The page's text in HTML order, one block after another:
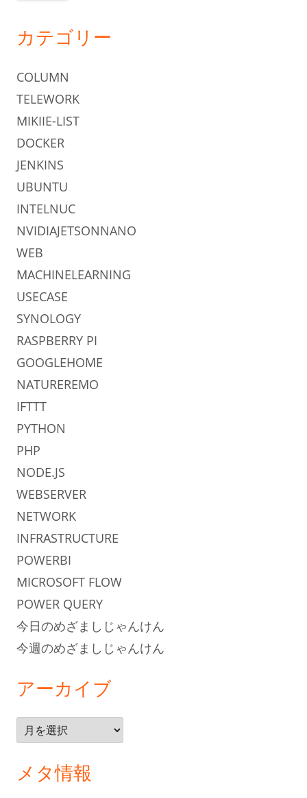
カテゴリー
COLUMN
TELEWORK
MIKIIE-LIST
DOCKER
JENKINS
UBUNTU
INTELNUC
NVIDIAJETSONNANO
WEB
MACHINELEARNING
USECASE
SYNOLOGY
RASPBERRY PI
GOOGLEHOME
NATUREREMO
IFTTT
PYTHON
PHP
NODE.JS
WEBSERVER
NETWORK
INFRASTRUCTURE
POWERBI
MICROSOFT FLOW
POWER QUERY
今日のめざましじゃんけん
今週のめざましじゃんけん
アーカイブ
ー
イ
メタ情報